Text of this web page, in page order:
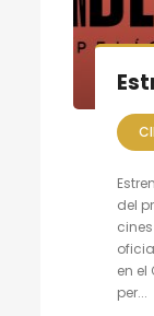
del
en el
per...